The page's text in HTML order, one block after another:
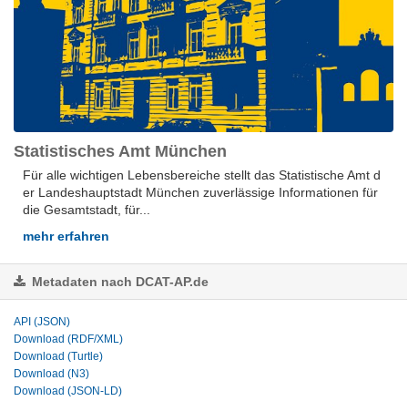
Statistisches Amt München
Für alle wich­ti­gen Le­bens­be­rei­che stellt das Sta­tis­ti­sche Amt d
er Lan­des­hauptstadt Mün­chen zu­ver­läs­si­ge In­for­ma­tio­nen für
die Ge­samt­stadt, für...
mehr erfahren
Metadaten nach DCAT-AP.de
API (JSON)
Download (RDF/XML)
Download (Turtle)
Download (N3)
Download (JSON-LD)